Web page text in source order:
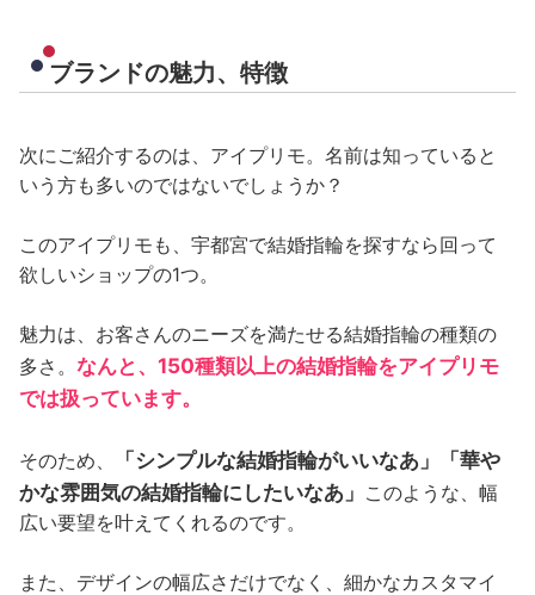
ブランドの魅力、特徴
次にご紹介するのは、アイプリモ。名前は知っていると
いう方も多いのではないでしょうか？
このアイプリモも、宇都宮で結婚指輪を探すなら回って
欲しいショップの1つ。
魅力は、お客さんのニーズを満たせる結婚指輪の種類の
多さ。なんと、150種類以上の結婚指輪をアイプリモ
では扱っています。
そのため、
「シンプルな結婚指輪がいいなあ」「華や
かな雰囲気の結婚指輪にしたいなあ」 このような、幅
広い要望を叶えてくれるのです。
また、デザインの幅広さだけでなく、細かなカスタマイ